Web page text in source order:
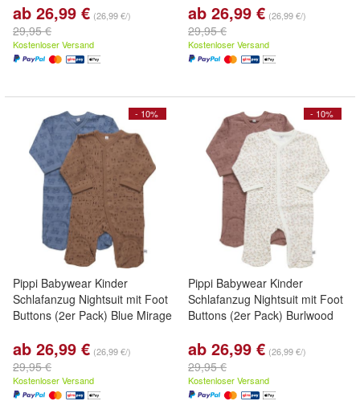
ab 26,99 € (26,99 €/)
29,95 €
Kostenloser Versand
ab 26,99 € (26,99 €/)
29,95 €
Kostenloser Versand
- 10%
Pippi Babywear Kinder
Schlafanzug Nightsuit mit Foot
Buttons (2er Pack) Blue Mirage
ab 26,99 € (26,99 €/)
29,95 €
Kostenloser Versand
- 10%
Pippi Babywear Kinder
Schlafanzug Nightsuit mit Foot
Buttons (2er Pack) Burlwood
ab 26,99 € (26,99 €/)
29,95 €
Kostenloser Versand